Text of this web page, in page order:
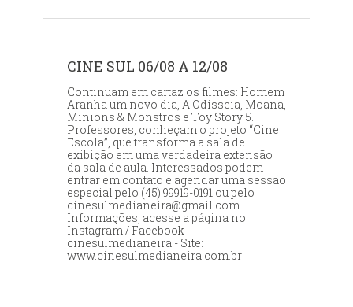
CINE SUL 06/08 A 12/08
Continuam em cartaz os filmes: Homem
Aranha um novo dia, A Odisseia, Moana,
Minions & Monstros e Toy Story 5.
Professores, conheçam o projeto “Cine
Escola”, que transforma a sala de
exibição em uma verdadeira extensão
da sala de aula. Interessados podem
entrar em contato e agendar uma sessão
especial pelo (45) 99919-0191 ou pelo
cinesulmedianeira@gmail.com.
Informações, acesse a página no
Instagram / Facebook
cinesulmedianeira - Site:
www.cinesulmedianeira.com.br